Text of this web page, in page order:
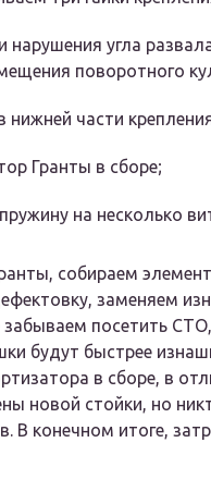
угла
поворотного
части
Гранты в сборе;
на несколько
собираем
заменяем
посетить
будут быстрее
в сборе, в
новой стойки, но
В конечном итоге,